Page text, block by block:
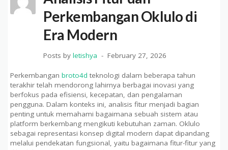
Perkembangan Oklulo di
Era Modern
Posts by letishya February 27, 2026
Perkembangan broto4d teknologi dalam beberapa tahun
terakhir telah mendorong lahirnya berbagai inovasi yang
berfokus pada efisiensi, kecepatan, dan pengalaman
pengguna. Dalam konteks ini, analisis fitur menjadi bagian
penting untuk memahami bagaimana sebuah sistem atau
platform berkembang mengikuti kebutuhan zaman. Oklulo
sebagai representasi konsep digital modern dapat dipandang
melalui pendekatan fungsional, yaitu bagaimana fitur-fitur yang